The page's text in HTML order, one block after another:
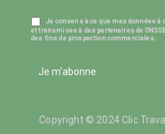
Je consens à ce que mes données
et transmises à des partenaires de
des fins de prospection commerciales.
Je m'abonne
Copyright © 2024 Clic